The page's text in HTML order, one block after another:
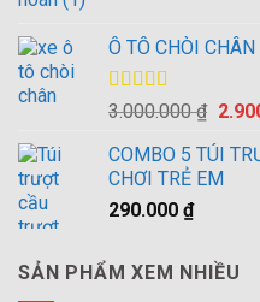
Ô TÔ CHÒI CHÂN
Được xếp
5 sao
3.000.000₫ Giá
là:
COMBO 5 TÚI
CHƠI TRẺ EM
290.000 ₫
SẢN PHẨM XEM NHIỀU